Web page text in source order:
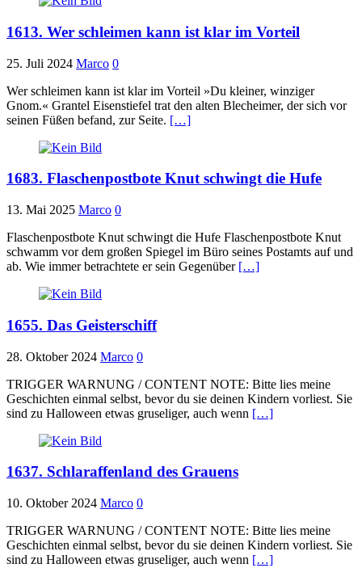
1613. Wer schleimen kann ist klar im Vorteil
25. Juli 2024 Marco 0
Wer schleimen kann ist klar im Vorteil »Du kleiner, winziger
Gnom.« Grantel Eisenstiefel trat den alten Blecheimer, der sich vor
seinen Füßen befand, zur Seite. […]
1683. Flaschenpostbote Knut schwingt die Hufe
13. Mai 2025 Marco 0
Flaschenpostbote Knut schwingt die Hufe Flaschenpostbote Knut
schwamm vor dem großen Spiegel im Büro seines Postamts auf und
ab. Wie immer betrachtete er sein Gegenüber […]
1655. Das Geisterschiff
28. Oktober 2024 Marco 0
TRIGGER WARNUNG / CONTENT NOTE: Bitte lies meine
Geschichten einmal selbst, bevor du sie deinen Kindern vorliest. Sie
sind zu Halloween etwas gruseliger, auch wenn […]
1637. Schlaraffenland des Grauens
10. Oktober 2024 Marco 0
TRIGGER WARNUNG / CONTENT NOTE: Bitte lies meine
Geschichten einmal selbst, bevor du sie deinen Kindern vorliest. Sie
sind zu Halloween etwas gruseliger, auch wenn […]